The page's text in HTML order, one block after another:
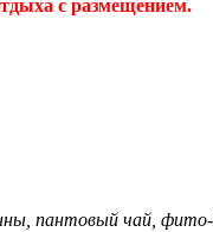
с размещением.
пантовый чай,